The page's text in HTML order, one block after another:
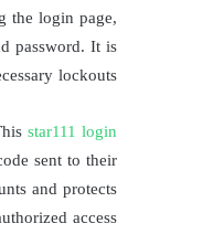
the login page,
password. It is
lockouts.
star111 login
sent to their
and protects
access.